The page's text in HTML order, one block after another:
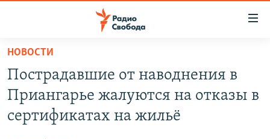
упрощенного
доступа
Вернуться
основному
ПОДКАСТЫ
АВТОРСКИЕ ПРОЕКТЫ
НОВОСТИ
Пострадавшие от наводнения в
Приангарье жалуются на отказы в
сертификатах на жильё